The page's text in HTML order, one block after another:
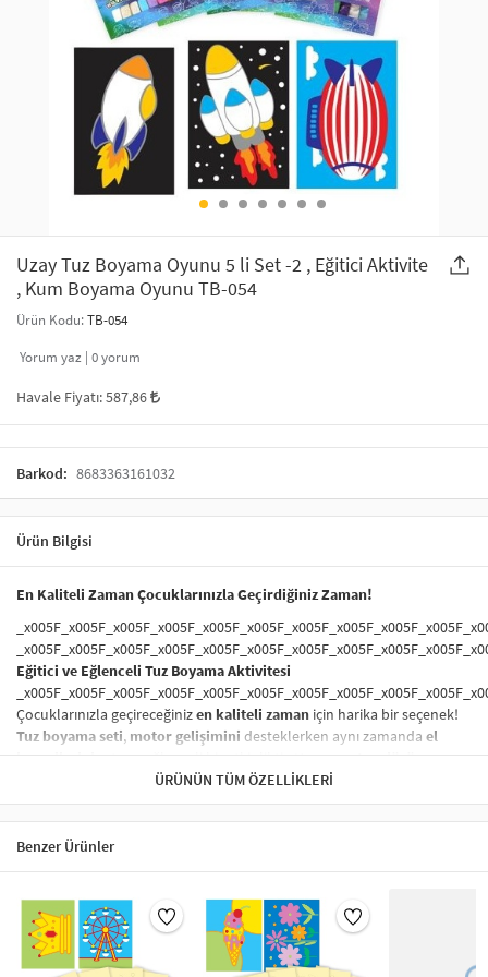
SAÇ AKSESUARLARI
GELİN / DÜĞÜN AKSESUARLARI
TELEFON ASKISI
MAKYAJ ÇANTASI
ŞAL VE FULAR
ODA KOKUSU VE MUM
PARTİ SÜSLERİ
YILBAŞI ÜRÜNLERİ
KULLAN AT TABAK BARDAK SETİ
Uzay Tuz Boyama Oyunu 5 li Set -2 , Eğitici Aktivite
, Kum Boyama Oyunu TB-054
Ürün Kodu:TB-054
Yorum yaz | 0yorum
Havale Fiyatı:587,86
Barkod: 8683363161032
Ürün Bilgisi
En Kaliteli Zaman Çocuklarınızla Geçirdiğiniz Zaman!
Eğitici ve Eğlenceli Tuz Boyama Aktivitesi
Çocuklarınızla geçireceğinizen kaliteli zaman için harika bir seçenek!
Tuz boyama seti, motor gelişimini desteklerken aynı zamanda el
becerileriniartıran eğlenceli bir etkinliktir. Hemyaratıcı düşünme
sanat becerilerikazandıran bu aktivite, çocukların
becerilerinigeliştirir. Aileyle birlikte yapılabilecekeğitici oyunlar
arasında yer alır.
Sağlığa Zararsız ve Güvenli Boyama Seti
Ürünümüzde kullanılan
boyalartamamensağlığa zararsız
çocuklarınızın güvenliği her zaman ön planda tutulmuştur. Çocuklar
ÜRÜNÜN TÜM ÖZELLIKLERI
Benzer Ürünler